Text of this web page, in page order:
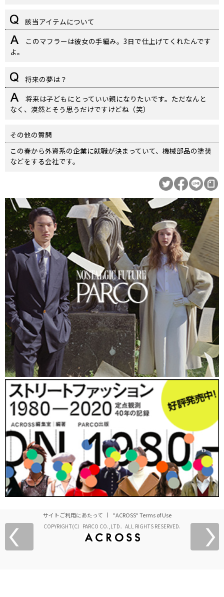
該当アイテムについて
このマフラーは彼女の手編み。3日で仕上げてくれたんです
よ。
将来の夢は？
将来は子どもにとっていい親になりたいです。ただなんと
なく、漠然とそう思うだけですけどね（笑）
その他の質問
この春から外資系の企業に就職が決まっていて、機械部品の塗装
などをする会社です。
サイトご利用にあたって "ACROSS" Terms of Use
COPYRIGHT(C）PARCO CO.,LTD．ALL RIGHTS RESERVED.